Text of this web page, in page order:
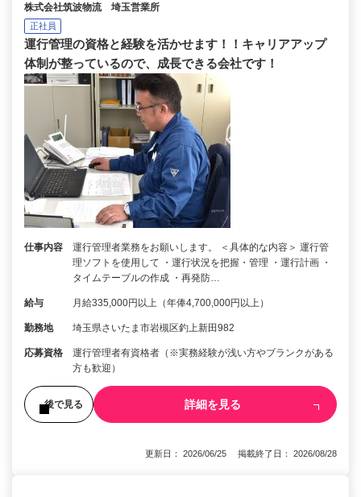
株式会社筑波物流 埼玉営業所
正社員
運行管理の資格と経験を活かせます！！キャリアアップ
体制が整っているので、成長できる会社です！
仕事内容
運行管理者業務をお願いします。 ＜具体的な内容＞ 運行管
理ソフトを使用して ・運行状況を把握・管理 ・運行計画 ・
タイムテーブルの作成 ・再発防…
給与 月給335,000円以上（年俸4,700,000円以上）
勤務地 埼玉県さいたま市岩槻区釣上新田982
応募資格
運行管理者有資格者（※実務経験が浅い方やブランクがある
方も歓迎）
後で見る 詳細を見る
更新日： 2026/06/25 掲載終了日： 2026/08/28